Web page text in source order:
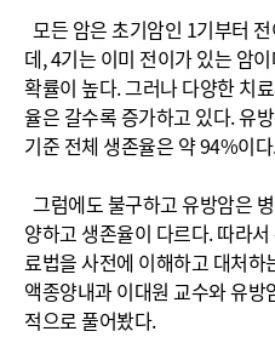
모든 암은 초기암인 1기부터
데, 4기는 이미 전이가 있는 암
확률이 높다. 그러나 다양한 치
율은 갈수록 증가하고 있다. 유
기준 전체 생존율은 약 94%이
그럼에도 불구하고 유방암은
양하고 생존율이 다르다. 따라
료법을 사전에 이해하고 대처하
액종양내과 이대원 교수와 유
적으로 풀어봤다.